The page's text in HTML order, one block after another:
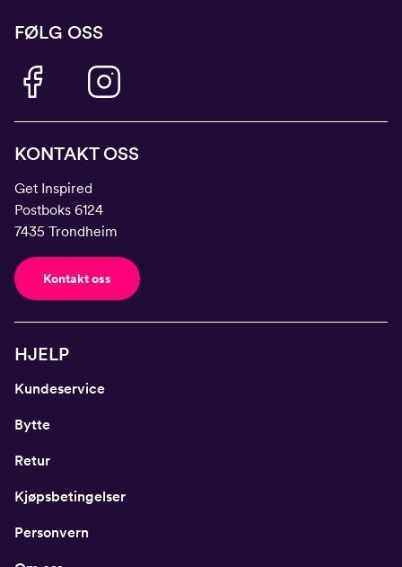
FØLG OSS
KONTAKT OSS
Get Inspired
Postboks 6124
7435 Trondheim
Kontakt oss
HJELP
Kundeservice
Bytte
Retur
Kjøpsbetingelser
Personvern